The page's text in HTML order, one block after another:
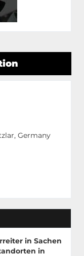
Germany
in Sachen
in